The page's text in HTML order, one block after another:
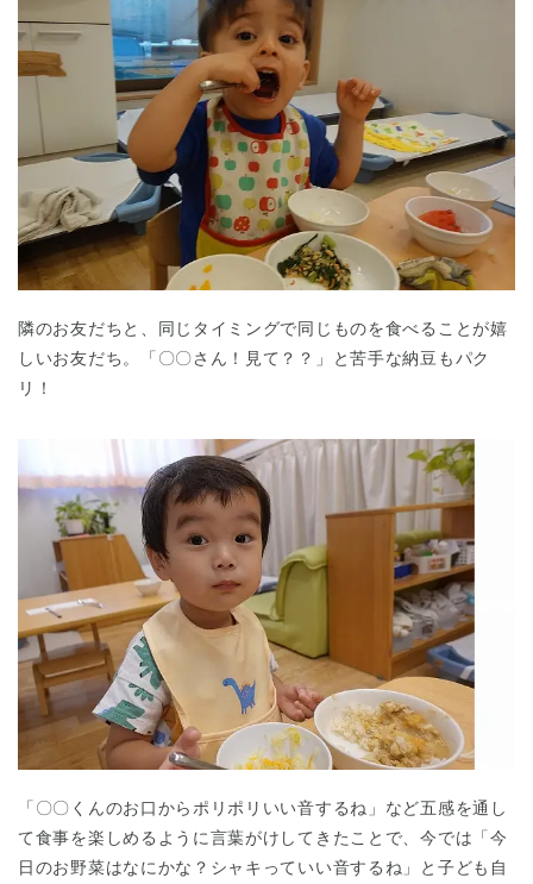
隣のお友だちと、同じタイミングで同じものを食べることが嬉
しいお友だち。「〇〇さん！見て？？」と苦手な納豆もパク
リ！
「〇〇くんのお口からポリポリいい音するね」など五感を通し
て食事を楽しめるように言葉がけしてきたことで、今では「今
日のお野菜はなにかな？シャキっていい音するね」と子ども自